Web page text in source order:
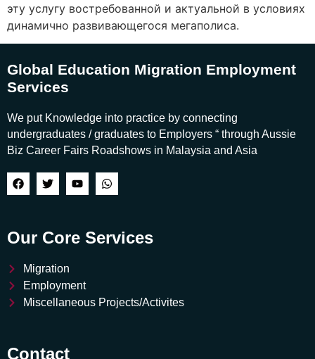
эту услугу востребованной и актуальной в условиях
динамично развивающегося мегаполиса.
Global Education Migration Employment
Services
We put Knowledge into practice by connecting
undergraduates / graduates to Employers “ through Aussie
Biz Career Fairs Roadshows in Malaysia and Asia
Our Core Services
Migration
Employment
Miscellaneous Projects/Activites
Contact